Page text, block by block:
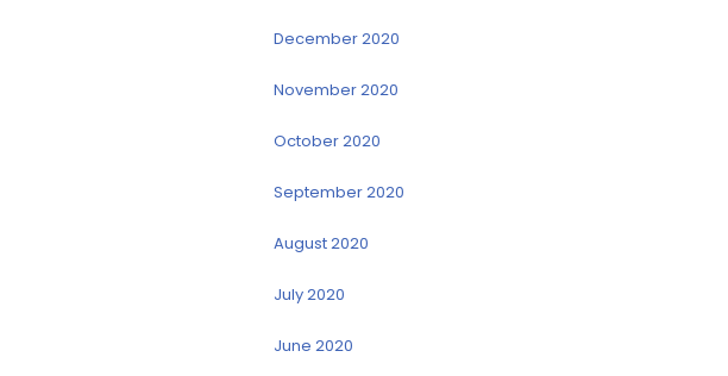
December 2020
November 2020
October 2020
September 2020
August 2020
July 2020
June 2020